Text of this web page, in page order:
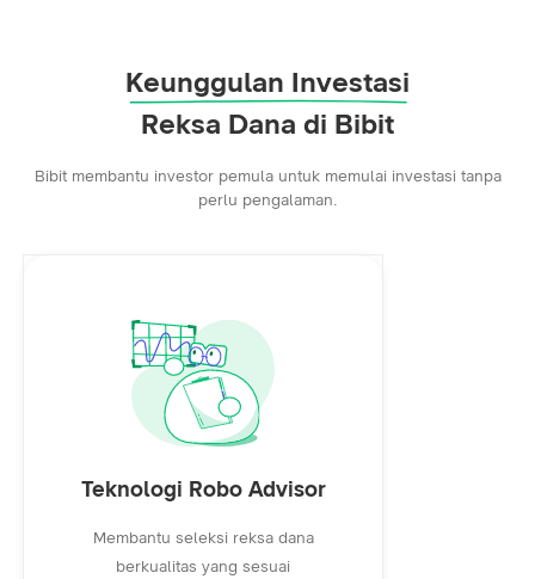
Keunggulan Investasi
Reksa Dana di Bibit
Bibit membantu investor pemula untuk memulai investasi tanpa
perlu pengalaman.
Teknologi Robo Advisor
Membantu seleksi reksa dana
berkualitas yang sesuai